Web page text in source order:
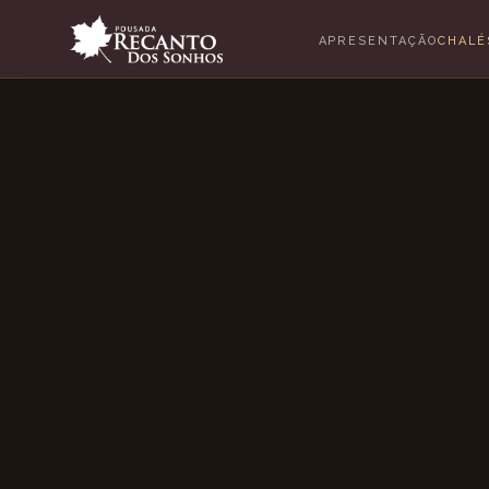
APRESENTAÇÃO